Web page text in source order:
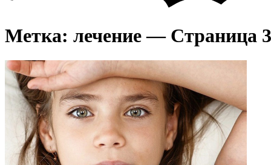
Метка: лечение— Страница 3